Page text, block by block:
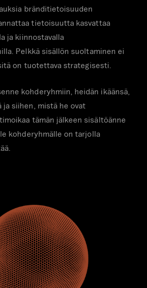
bränditietoisuuden
tietoisuutta kasvattaa
ja kiinnostavalla
Pelkkä sisällön suoltaminen ei
on tuotettava strategisesti.
kohderyhmiin, heidän ikäänsä,
ja siihen, mistä he ovat
tämän jälkeen sisältöänne
kohderyhmälle on tarjolla